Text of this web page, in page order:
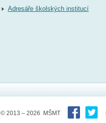
Adresáře školských institucí
© 2013 – 2026 MŠMT